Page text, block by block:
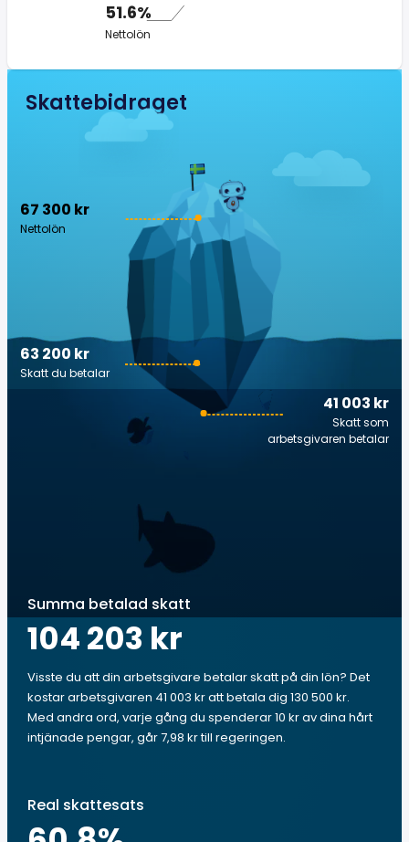
51.6%
Nettolön
Skattebidraget
67 300 kr
Nettolön
41 003 kr
Skatt som
arbetsgivaren betalar
63 200 kr
Skatt du betalar
Summa betalad skatt
104 203 kr
Visste du att din arbetsgivare betalar skatt på din lön? Det
kostar arbetsgivaren 41 003 kr att betala dig 130 500 kr.
Med andra ord, varje gång du spenderar 10 kr av dina hårt
intjänade pengar, går 7,98 kr till regeringen.
Real skattesats